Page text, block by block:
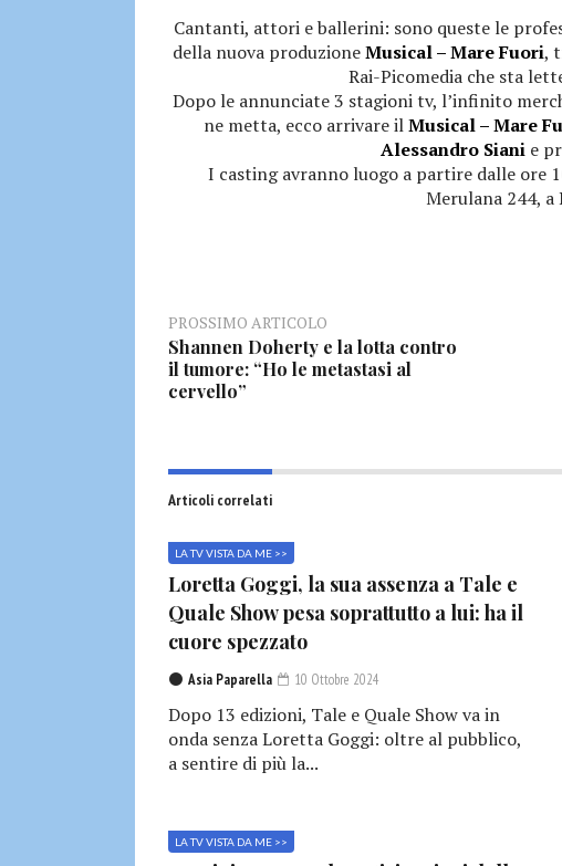
Cantanti, attori e ballerini: sono queste le
della nuova produzioneMusical – Mare Fuori,
Rai-Picomedia che sta
Dopo le annunciate 3 stagioni tv, l’infinito
ne metta, ecco arrivare ilMusical – Mare
Alessandro Sianie
I casting avranno luogo a partire dalle ore
Merulana 244, a
PROSSIMO ARTICOLO
Shannen Doherty e la lotta contro
il tumore: “Ho le metastasi al
cervello”
Articoli correlati
LA TV VISTA DA ME >>
Loretta Goggi, la sua assenza a Tale e
Quale Show pesa soprattutto a lui: ha il
cuore spezzato
Asia Paparella 10 Ottobre 2024
Dopo 13 edizioni, Tale e Quale Show va in
onda senza Loretta Goggi: oltre al pubblico,
a sentire di più la...
LA TV VISTA DA ME >>